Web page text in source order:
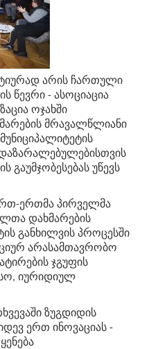
არის ჩართული
წევრი - ასოციაცია
ოჯახში
მრავალწლიანი
გაუმჯობესებას უწევს
ერთმა პირველმა
დახმარების
განხილვის პროცესში
არასამთავრობო
ჯგუფის
იურიდიულ
ზუგდიდის
ერთ ინოვაციას -